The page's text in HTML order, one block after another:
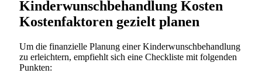
Kinderwunschbehandlung Kosten
Kostenfaktoren gezielt planen
Um die finanzielle Planung einer Kinderwunschbehandlung
zu erleichtern, empfiehlt sich eine Checkliste mit folgenden
Punkten: